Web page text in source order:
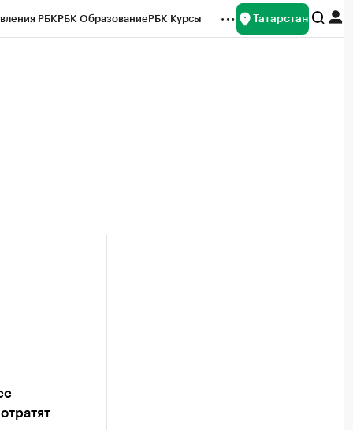
РБКРБК ОбразованиеРБК Курсы Татарстан